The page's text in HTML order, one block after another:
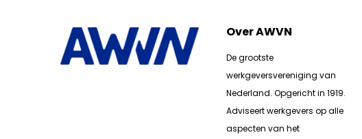
Over AWVN
De grootste
werkgeversvereniging van
Nederland. Opgericht in 1919.
Adviseert werkgevers op alle
aspecten van het